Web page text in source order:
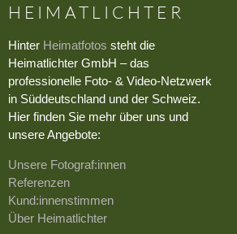
HEIMATLICHTER
Hinter Heimatfotos steht die
Heimatlichter GmbH – das
professionelle Foto- & Video-Netzwerk
in Süddeutschland und der Schweiz.
Hier finden Sie mehr über uns und
unsere Angebote:
Unsere Fotograf:innen
Referenzen
Kund:innenstimmen
Über Heimatlichter